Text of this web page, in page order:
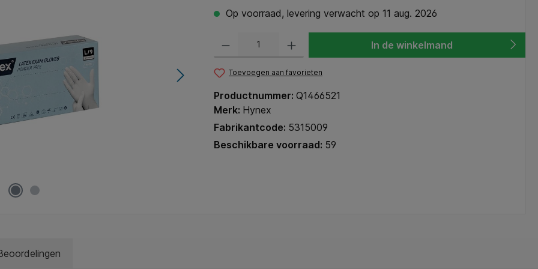
Op voorraad, levering verwacht op 11 aug. 2026
In de winkelmand
Toevoegen aan favorieten
Productnummer: Q1466521
Merk: Hynex
Fabrikantcode: 5315009
Beschikbare voorraad: 59